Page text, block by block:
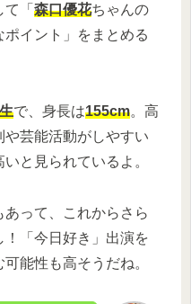
「 森口優花ちゃんの
イント」をまとめる
で、身長は155cm。高
芸能活動がしやすい
と見られているよ。
って、これからさら
「今日好き」出演を
能性も高そうだね。